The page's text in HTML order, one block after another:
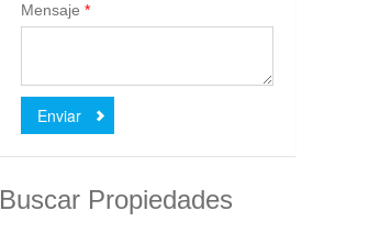
Mensaje *
Enviar
Buscar Propiedades